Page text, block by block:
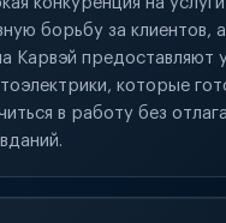
борьбу за клиентов,
Карвэй предоставляют
которые
в работу без